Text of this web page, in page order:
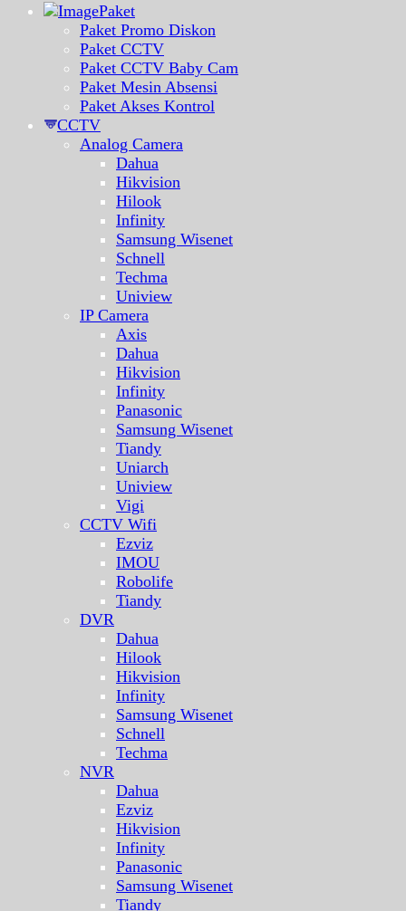
Paket
Paket Promo Diskon
Paket CCTV
Paket CCTV Baby Cam
Paket Mesin Absensi
Paket Akses Kontrol
CCTV
Analog Camera
Dahua
Hikvision
Hilook
Infinity
Samsung Wisenet
Schnell
Techma
Uniview
IP Camera
Axis
Dahua
Hikvision
Infinity
Panasonic
Samsung Wisenet
Tiandy
Uniarch
Uniview
Vigi
CCTV Wifi
Ezviz
IMOU
Robolife
Tiandy
DVR
Dahua
Hilook
Hikvision
Infinity
Samsung Wisenet
Schnell
Techma
NVR
Dahua
Ezviz
Hikvision
Infinity
Panasonic
Samsung Wisenet
Tiandy